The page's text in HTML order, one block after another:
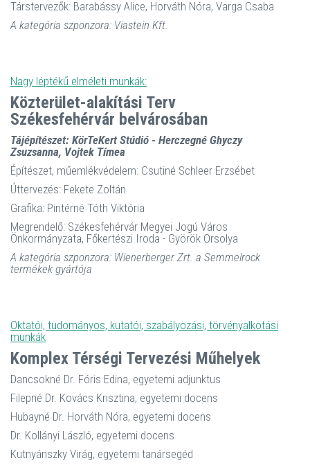
Társtervezők: Barabássy Alice, Horváth Nóra, Varga Csaba
A kategória szponzora: Viastein Kft.
Nagy léptékű elméleti munkák:
Közterület-alakítási Terv
Székesfehérvár belvárosában
Tájépítészet: KörTeKert Stúdió - Herczegné Ghyczy
Zsuzsanna, Vojtek Tímea
Építészet, műemlékvédelem: Csutiné Schleer Erzsébet
Úttervezés: Fekete Zoltán
Grafika: Pintérné Tóth Viktória
Megrendelő: Székesfehérvár Megyei Jogú Város
Önkormányzata, Főkertészi Iroda - Györök Orsolya
A kategória szponzora: Wienerberger Zrt. a Semmelrock
termékek gyártója
Oktatói, tudományos, kutatói, szabályozási, törvényalkotási
munkák
Komplex Térségi Tervezési Műhelyek
Dancsokné Dr. Fóris Edina, egyetemi adjunktus
Filepné Dr. Kovács Krisztina, egyetemi docens
Hubayné Dr. Horváth Nóra, egyetemi docens
Dr. Kollányi László, egyetemi docens
Kutnyánszky Virág, egyetemi tanársegéd